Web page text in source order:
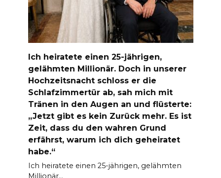
Ich heiratete einen 25-jährigen,
gelähmten Millionär. Doch in unserer
Hochzeitsnacht schloss er die
Schlafzimmertür ab, sah mich mit
Tränen in den Augen an und flüsterte:
„Jetzt gibt es kein Zurück mehr. Es ist
Zeit, dass du den wahren Grund
erfährst, warum ich dich geheiratet
habe.“
Ich heiratete einen 25-jährigen, gelähmten
Millionär…